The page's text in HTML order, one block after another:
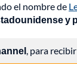
el nombre de
y
, para